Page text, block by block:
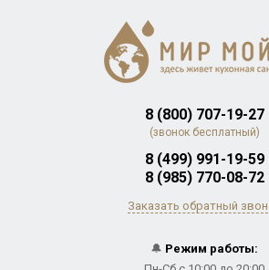
8 (800) 707-19-27
(звонок бесплатный)
8 (499) 991-19-59
8 (985) 770-08-72
Заказать обратный
🔔 Режим работы: